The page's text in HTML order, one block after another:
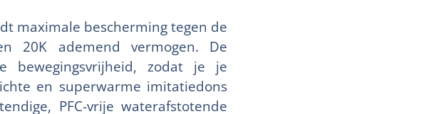
maximale bescherming tegen de
20K ademend vermogen. De
bewegingsvrijheid, zodat je je
en superwarme imitatiedons
PFC-vrije waterafstotende